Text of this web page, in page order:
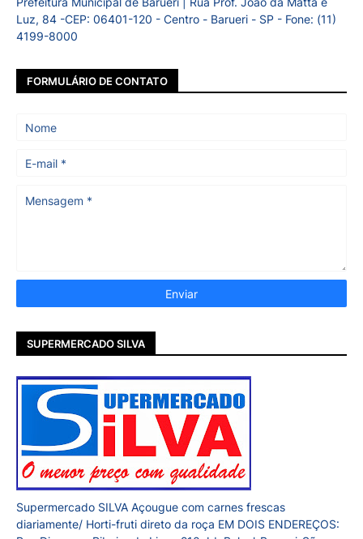
Luz, 84 -CEP: 06401-120 - Centro - Barueri - SP - Fone: (11)
4199-8000
FORMULÁRIO DE CONTATO
SUPERMERCADO SILVA
Supermercado SILVA Açougue com carnes frescas
diariamente/ Horti-fruti direto da roça EM DOIS ENDEREÇOS: